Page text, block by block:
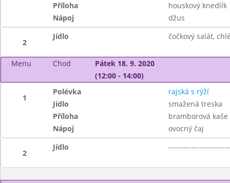
Příloha
houskový knedlík
Nápoj
džus
2
Jídlo čočkový salát,
Menu Chod
Pátek 18. 9. 2020
(12:00 - 14:00)
1
Polévka
rajská s rýží
Jídlo
smažená treska
Příloha
bramborová kaše
Nápoj
ovocný čaj
2
Jídlo